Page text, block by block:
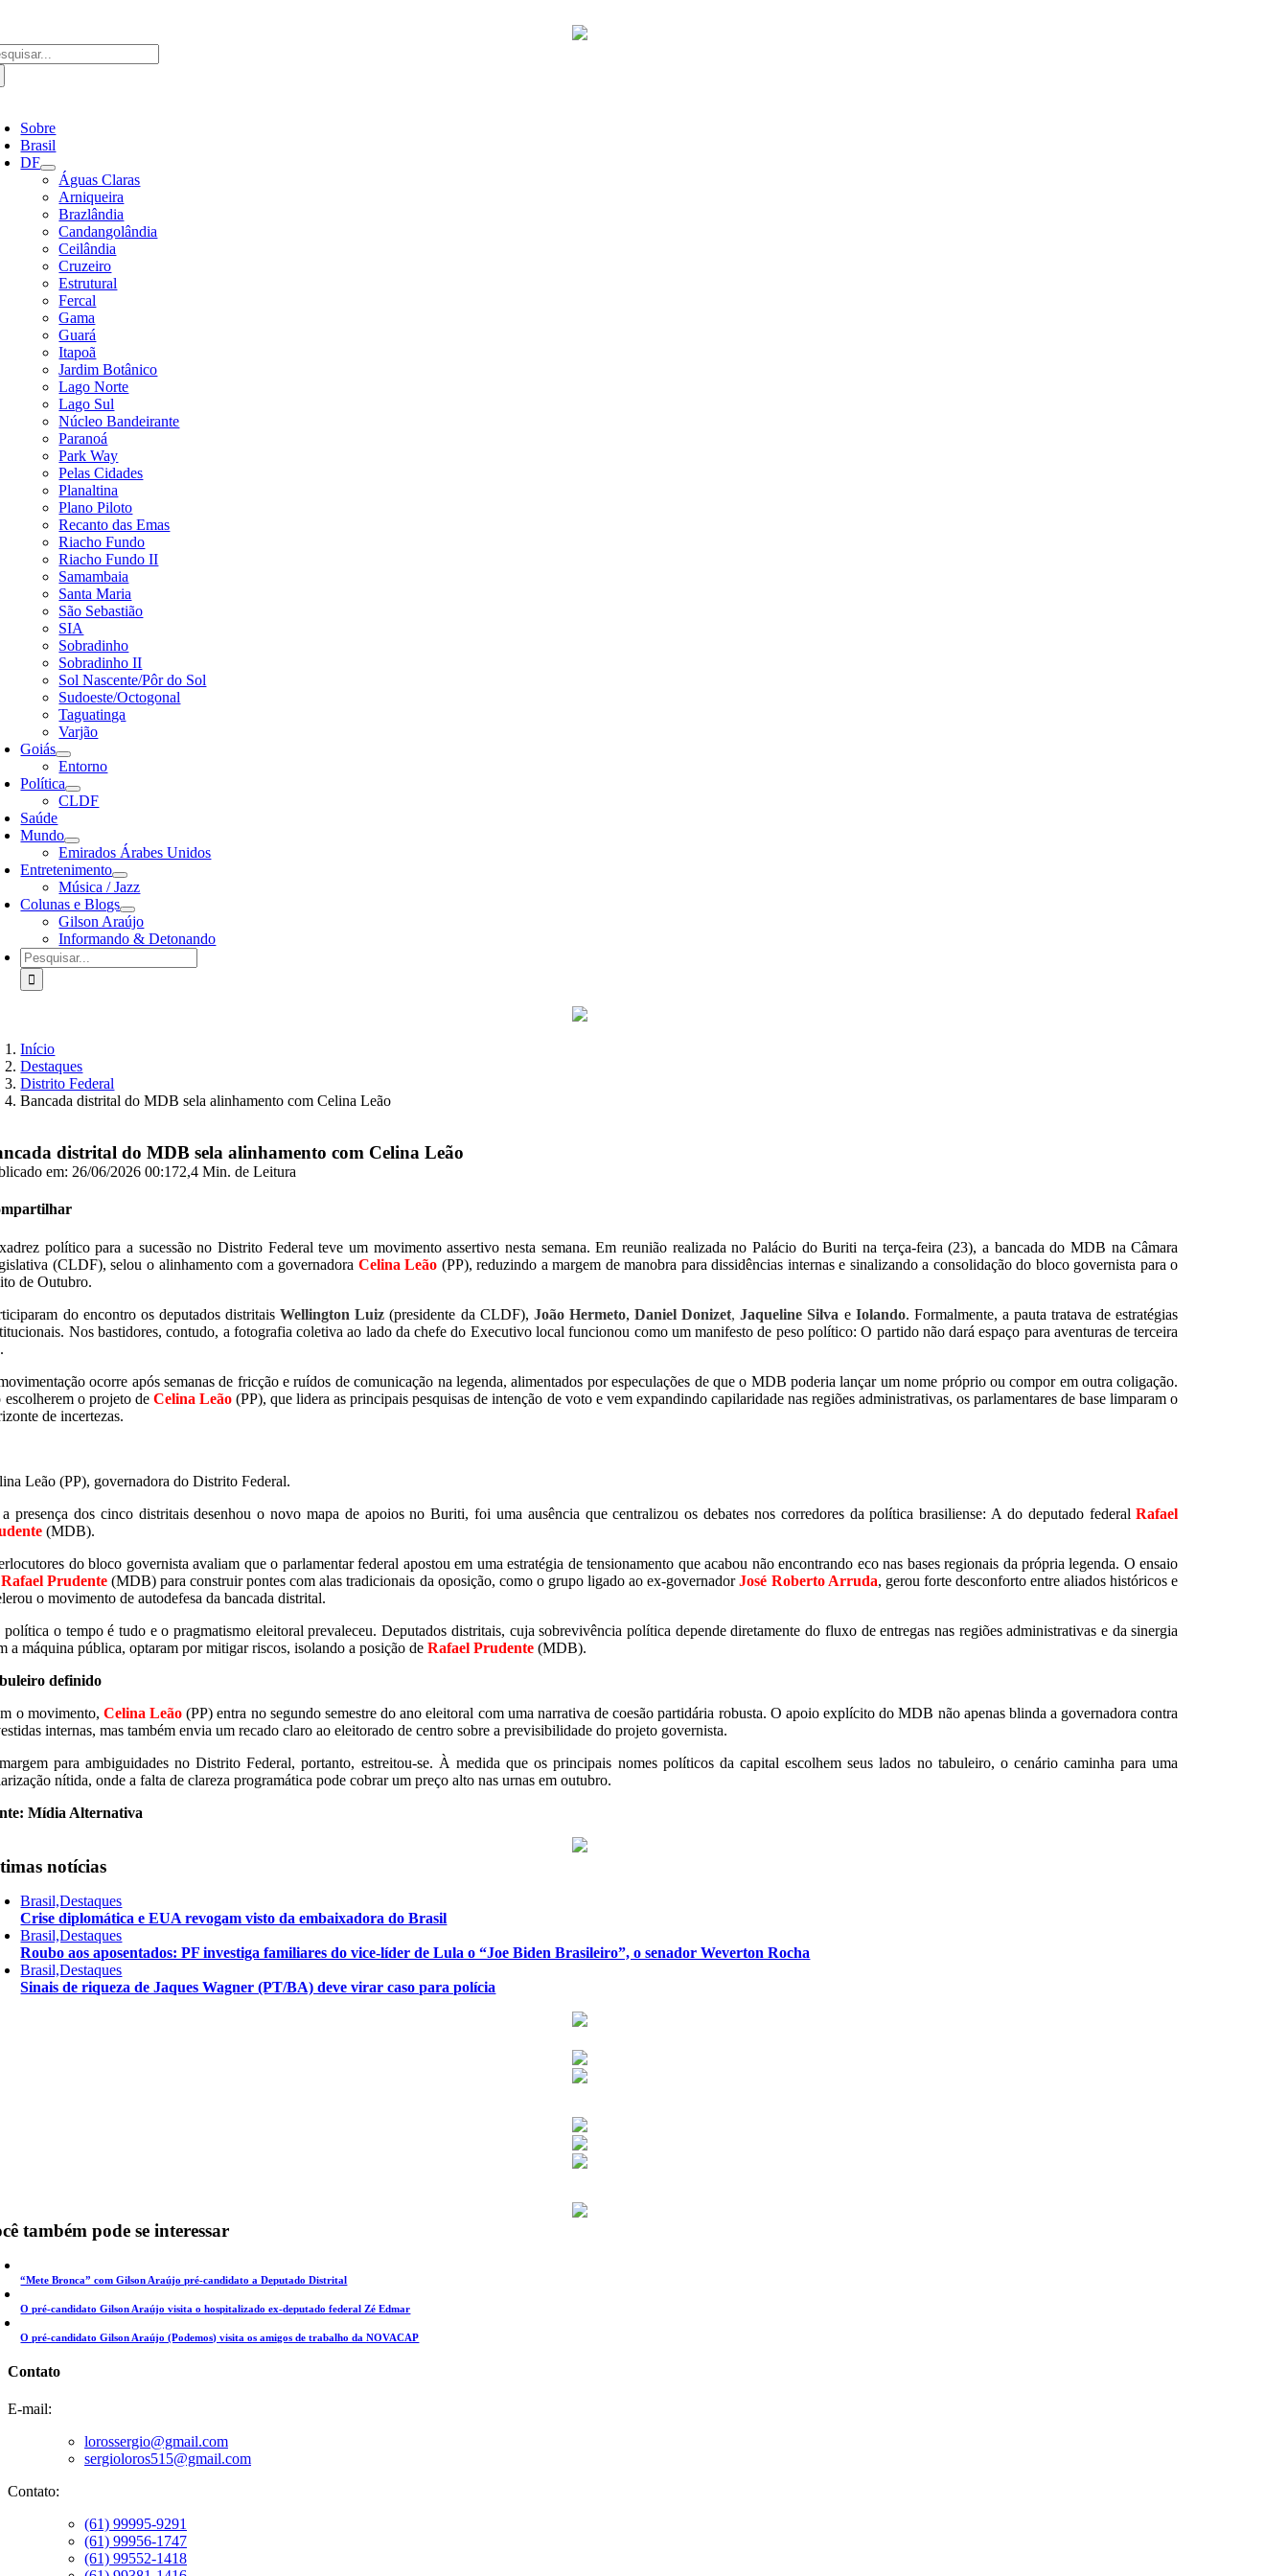
o
conteúdo
Sobre
Brasil
DF
Águas Claras
Arniqueira
Brazlândia
Candangolândia
Ceilândia
Cruzeiro
Estrutural
Fercal
Gama
Guará
Itapoã
Jardim Botânico
Lago Norte
Lago Sul
Núcleo Bandeirante
Paranoá
Park Way
Pelas Cidades
Planaltina
Plano Piloto
Recanto das Emas
Riacho Fundo
Riacho Fundo II
Samambaia
Santa Maria
São Sebastião
SIA
Sobradinho
Sobradinho II
Sol Nascente/Pôr do Sol
Sudoeste/Octogonal
Taguatinga
Varjão
Goiás
Entorno
Política
CLDF
Saúde
Mundo
Emirados Árabes Unidos
Entretenimento
Música / Jazz
Colunas e Blogs
Gilson Araújo
Informando & Detonando
Buscar
resultados
para:
Início
Destaques
Distrito Federal
Bancada distrital do MDB sela alinhamento com Celina Leão
distrital do MDB sela alinhamento com Celina Leão
em: 26/06/2026 00:172,4 Min. de Leitura
político para a sucessão no Distrito Federal teve um movimento assertivo nesta semana. Em reunião realizada no Palácio do Buriti na terça-feira (23), a bancada do MDB na Câmara
(CLDF), selou o alinhamento com a governadora Celina Leão (PP), reduzindo a margem de manobra para dissidências internas e sinalizando a consolidação do bloco governista para o
de Outubro.
do encontro os deputados distritaisWellington Luiz (presidente da CLDF), João Hermeto,Daniel Donizet, Jaqueline Silva e Iolando. Formalmente, a pauta tratava de estratégias
Nos bastidores, contudo, a fotografia coletiva ao lado da chefe do Executivo local funcionou como um manifesto de peso político: O partido não dará espaço para aventuras de terceira
ocorre após semanas de fricção e ruídos de comunicação na legenda, alimentados por especulações de que o MDB poderia lançar um nome próprio ou compor em outra coligação.
o projeto de Celina Leão(PP), que lidera as principais pesquisas de intenção de voto e vem expandindo capilaridade nas regiões administrativas, os parlamentares de base limparam o
de incertezas.
Leão (PP), governadora do Distrito Federal.
a presença dos cinco distritais desenhou o novo mapa de apoios no Buriti, foi uma ausência que centralizou os debates nos corredores da política brasiliense: A do deputado federalRafael
(MDB).
do bloco governista avaliam que o parlamentar federal apostou em uma estratégia de tensionamento que acabou não encontrando eco nas bases regionais da própria legenda. O ensaio
Rafael Prudente(MDB) para construir pontes com alas tradicionais da oposição, como o grupo ligado ao ex-governadorJosé Roberto Arruda, gerou forte desconforto entre aliados históricos e
o movimento de autodefesa da bancada distrital.
política o tempo é tudo e o pragmatismo eleitoral prevaleceu. Deputados distritais, cuja sobrevivência política depende diretamente do fluxo de entregas nas regiões administrativas e da sinergia
a máquina pública, optaram por mitigar riscos, isolando a posição deRafael Prudente (MDB).
definido
o movimento, Celina Leão (PP) entra no segundo semestre do ano eleitoral com uma narrativa de coesão partidária robusta. O apoio explícito do MDB não apenas blinda a governadora contra
internas, mas também envia um recado claro ao eleitorado de centro sobre a previsibilidade do projeto governista.
para ambiguidades no Distrito Federal, portanto, estreitou-se. À medida que os principais nomes políticos da capital escolhem seus lados no tabuleiro, o cenário caminha para uma
nítida, onde a falta de clareza programática pode cobrar um preço alto nas urnas em outubro.
Mídia Alternativa
notícias
Brasil,Destaques
Crise diplomática e EUA revogam visto da embaixadora do Brasil
Brasil,Destaques
Roubo aos aposentados: PF investiga familiares do vice-líder de Lula o “Joe Biden Brasileiro”, o senador Weverton Rocha
Brasil,Destaques
Sinais de riqueza de Jaques Wagner (PT/BA) deve virar caso para polícia
também pode se interessar
“Mete Bronca” com Gilson Araújo pré-candidato a Deputado Distrital
O pré-candidato Gilson Araújo visita o hospitalizado ex-deputado federal Zé Edmar
O pré-candidato Gilson Araújo (Podemos) visita os amigos de trabalho da NOVACAP
Contato
E-mail:
lorossergio@gmail.com
sergioloros515@gmail.com
Contato:
(61) 99995-9291
(61) 99956-1747
(61) 99552-1418